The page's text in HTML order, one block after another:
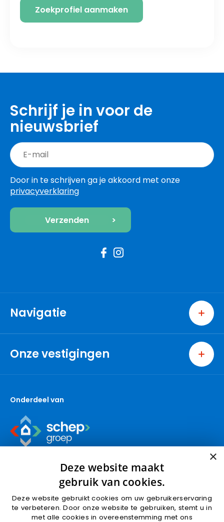
Zoekprofiel aanmaken
Schrijf je in voor de
nieuwsbrief
Door in te schrijven ga je akkoord met onze
privacyverklaring
Navigatie
Home
Bedrijven
Nieuwbouw
Contact
Onze vestigingen
Ridderkerk
Capelle aan den IJssel
Den Haag
Gouda (wonen)
Gouda (bedrijven)
Pijnacker
Rotterdam
Onderdeel van
Algemene voorwaarden
Privacyverklaring
×
Deze website maakt
gebruik van cookies.
Deze website gebruikt cookies om uw gebruikerservaring
te verbeteren. Door onze website te gebruiken, stemt u in
met alle cookies in overeenstemming met ons